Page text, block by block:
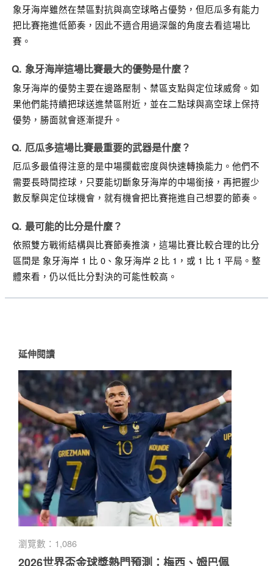
象牙海岸雖然在禁區對抗與高空球略占優勢，但厄瓜多有能力
把比賽拖進低節奏，因此不適合用過深盤的角度去看這場比
賽。
象牙海岸這場比賽最大的優勢是什麼？
象牙海岸的優勢主要在邊路壓制、禁區支點與定位球威脅 。如
果他們能持續把球送進禁區附近，並在二點球與高空球上保持
優勢，勝面就會逐漸提升。
厄瓜多這場比賽最重要的武器是什麼？
厄瓜多最值得注意的是中場攔截密度與快速轉換能力 。他們不
需要長時間控球，只要能切斷象牙海岸的中場銜接，再把握少
數反擊與定位球機會，就有機會把比賽拖進自己想要的節奏。
最可能的比分是什麼？
依照雙方戰術結構與比賽節奏推演，這場比賽比較合理的比分
區間是 象牙海岸 1 比 0、象牙海岸 2 比 1，或 1 比 1 平局 。整
體來看，仍以低比分對決的可能性較高。
延伸閱讀
瀏覽數：1,086
2026世界盃金球獎熱門預測：梅西、姆巴佩